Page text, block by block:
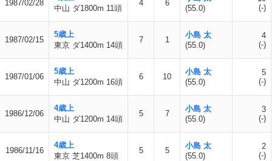
1987/02/28
中山 ダ1800m 11頭
4 6
(55.0)
(-)
1987/02/15
5歳上
東京 ダ1400m 14頭
7 1
小島 太
(55.0)
4
(-)
1987/01/06
5歳上
中山 ダ1200m 16頭
6 10
小島 太
(55.0)
5
(-)
1986/12/06
4歳上
中山 ダ1200m 14頭
5 7
小島 太
(55.0)
3
(-)
1986/11/16
4歳上
東京 芝1400m 8頭
5 5
小島 太
(55.0)
2
(-)